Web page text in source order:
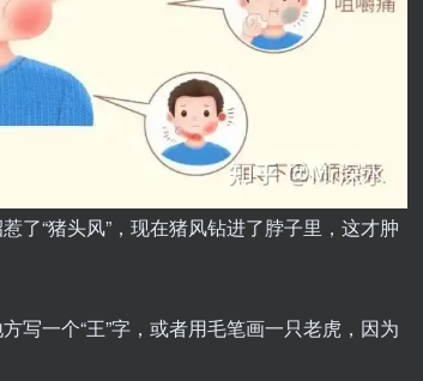
了“猪头风”，现在猪风钻进了脖子里，这才肿
写一个“王”字，或者用毛笔画一只老虎，因为